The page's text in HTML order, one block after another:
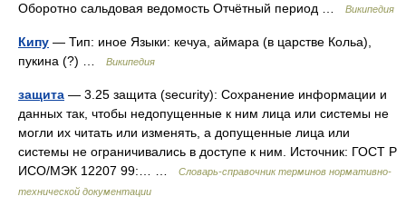
Оборотно сальдовая ведомость Отчётный период …
Википедия
Кипу — Тип: иное Языки: кечуа, аймара (в царстве Кольа),
пукина (?) …
Википедия
защита — 3.25 защита (security): Сохранение информации и
данных так, чтобы недопущенные к ним лица или системы не
могли их читать или изменять, а допущенные лица или
системы не ограничивались в доступе к ним. Источник: ГОСТ Р
ИСО/МЭК 12207 99:… …
Словарь-справочник терминов нормативно-
технической документации